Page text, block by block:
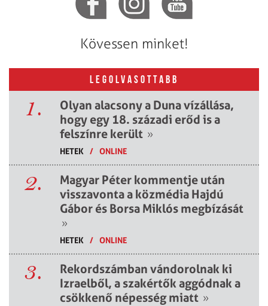
Kövessen minket!
LEGOLVASOTTABB
1.
Olyan alacsony a Duna vízállása,
hogy egy 18. századi erőd is a
felszínre került »
HETEK / ONLINE
2.
Magyar Péter kommentje után
visszavonta a közmédia Hajdú
Gábor és Borsa Miklós megbízását
»
HETEK / ONLINE
3.
Rekordszámban vándorolnak ki
Izraelből, a szakértők aggódnak a
csökkenő népesség miatt »